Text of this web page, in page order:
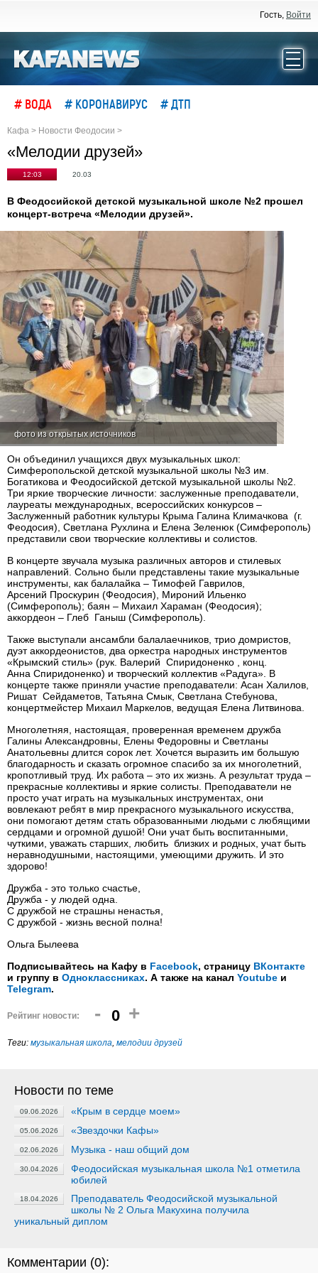
Гость, Войти
# ВОДА # КОРОНАВИРУС # ДТП
Кафа > Новости Феодосии >
«Мелодии друзей»
12:03 20.03
В Феодосийской детской музыкальной школе №2 прошел
концерт-встреча «Мелодии друзей».
фото из открытых источников
Он объединил учащихся двух музыкальных школ:
Симферопольской детской музыкальной школы №3 им.
Богатикова и Феодосийской детской музыкальной школы №2.
Три яркие творческие личности: заслуженные преподаватели,
лауреаты международных, всероссийских конкурсов –
Заслуженный работник культуры Крыма Галина Климачкова (г.
Феодосия), Светлана Рухлина и Елена Зеленюк (Симферополь)
представили свои творческие коллективы и солистов.
В концерте звучала музыка различных авторов и стилевых
направлений. Сольно были представлены такие музыкальные
инструменты, как балалайка – Тимофей Гаврилов,
Арсений Проскурин (Феодосия), Мироний Ильенко
(Симферополь); баян – Михаил Хараман (Феодосия);
аккордеон – Глеб Ганыш (Симферополь).
Также выступали ансамбли балалаечников, трио домристов,
дуэт аккордеонистов, два оркестра народных инструментов
«Крымский стиль» (рук. Валерий Спиридоненко , конц.
Анна Спиридоненко) и творческий коллектив «Радуга». В
концерте также приняли участие преподаватели: Асан Халилов,
Ришат Сейдаметов, Татьяна Смык, Светлана Стебунова,
концертмейстер Михаил Маркелов, ведущая Елена Литвинова.
Многолетняя, настоящая, проверенная временем дружба
Галины Александровны, Елены Федоровны и Светланы
Анатольевны длится сорок лет. Хочется выразить им большую
благодарность и сказать огромное спасибо за их многолетний,
кропотливый труд. Их работа – это их жизнь. А результат труда –
прекрасные коллективы и яркие солисты. Преподаватели не
просто учат играть на музыкальных инструментах, они
вовлекают ребят в мир прекрасного музыкального искусства,
они помогают детям стать образованными людьми с любящими
сердцами и огромной душой! Они учат быть воспитанными,
чуткими, уважать старших, любить близких и родных, учат быть
неравнодушными, настоящими, умеющими дружить. И это
здорово!
Дружба - это только счастье,
Дружба - у людей одна.
С дружбой не страшны ненастья,
С дружбой - жизнь весной полна!
Ольга Былеева
Подписывайтесь на Кафу в Facebook, страницу ВКонтакте
и группу в Одноклассниках. А также на канал Youtube и
Telegram.
Рейтинг новости: - 0 +
Теги: музыкальная школа, мелодии друзей
Новости по теме
09.06.2026 «Крым в сердце моем»
05.06.2026 «Звездочки Кафы»
02.06.2026 Музыка - наш общий дом
30.04.2026
Феодосийская музыкальная школа №1 отметила
юбилей
18.04.2026
Преподаватель Феодосийской музыкальной
школы № 2 Ольга Макухина получила
уникальный диплом
Комментарии (0):